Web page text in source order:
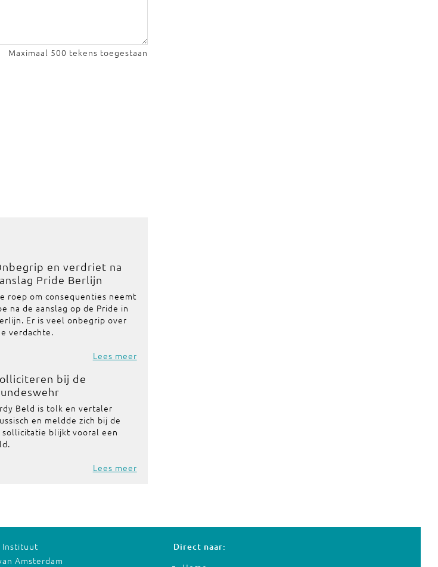
Maximaal 500 tekens toegestaan
en verdriet na
Pride Berlijn
roep om consequenties neemt
na de aanslag op de Pride in
Er is veel onbegrip over
verdachte.
Lees meer
bij de
Beld is tolk en vertaler
en meldde zich bij de
sollicitatie blijkt vooral een
Lees meer
Instituut
Amsterdam
Direct naar: